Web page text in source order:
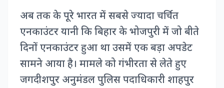
अब तक के पूरे भारत में सबसे ज्यादा चर्चित
एनकाउंटर यानी कि बिहार के भोजपुरी में जो बीते
दिनों एनकाउंटर हुआ था उसमें एक बड़ा अपडेट
सामने आया है। मामले को गंभीरता से लेते हुए
जगदीशपुर अनुमंडल पुलिस पदाधिकारी शाहपुर